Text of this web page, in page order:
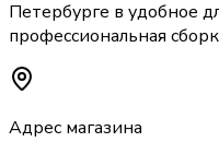
Петербурге в удобное
профессиональная
Адрес магазина